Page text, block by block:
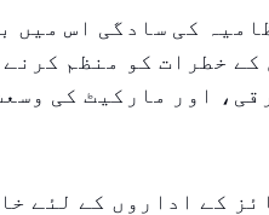
کی سادگی اس میں
کے خطرات کو منظم
اور مارکیٹ کی
کے اداروں کے لئے